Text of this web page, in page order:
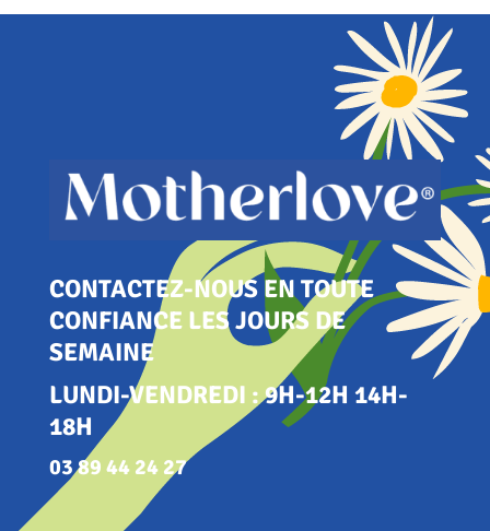
CONTACTEZ-NOUS EN TOUTE
CONFIANCE LES JOURS DE
SEMAINE
LUNDI-VENDREDI : 9H-12H 14H-
18H
03 89 44 24 27